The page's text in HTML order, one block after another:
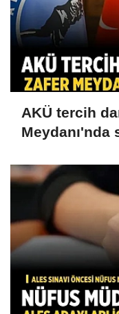
AKÜ tercih
Meydanı'nda